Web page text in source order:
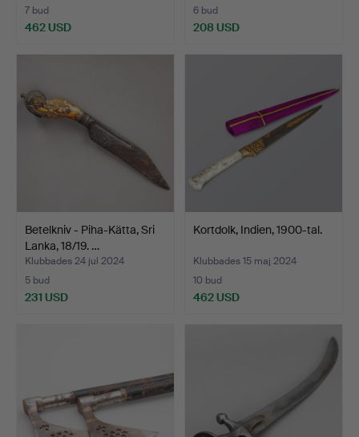
7 bud
462 USD
6 bud
208 USD
Betelkniv - Piha-Kätta, Sri
Lanka, 18/19. …
Klubbades 24 jul 2024
5 bud
231 USD
Kortdolk, Indien, 1900-tal.
Klubbades 15 maj 2024
10 bud
462 USD